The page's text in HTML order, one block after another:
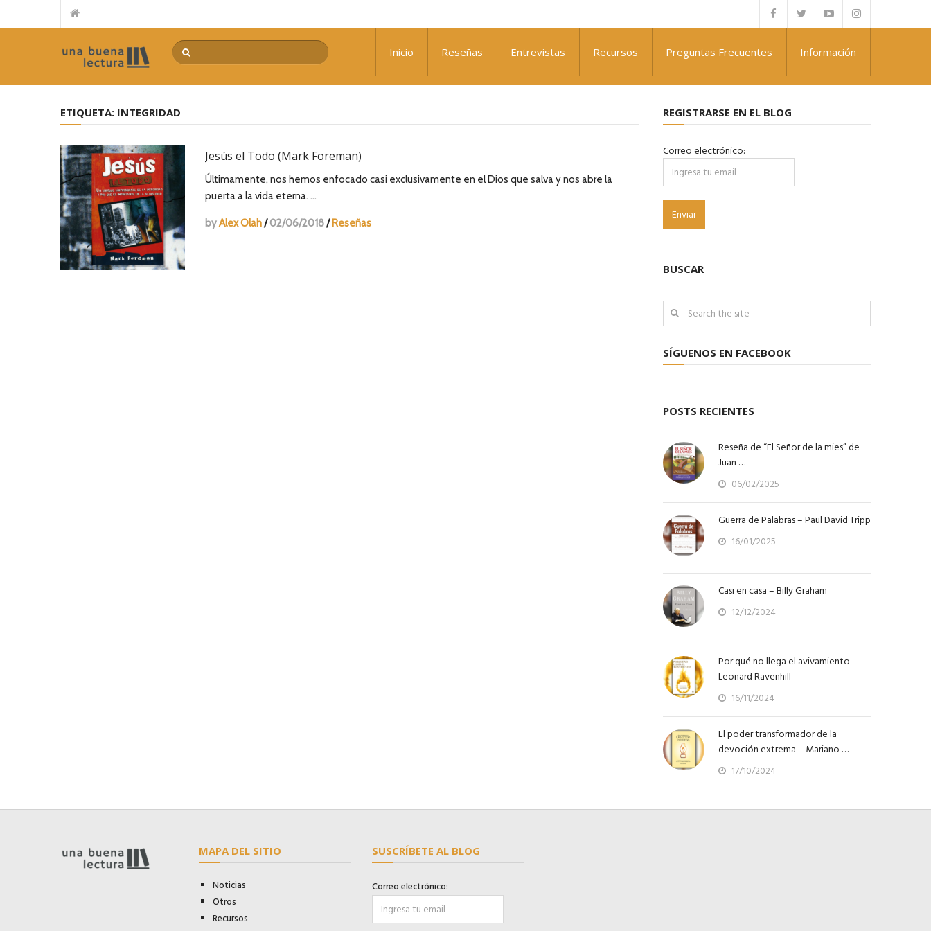
Reseña de “El Señor de la mies” de Juan Carlos Manzewitsch: ¿Qué nos falta para el avivamiento?
Guerra de Palabras – Paul David Tripp
El poder transformador de la devoción extrema – Mariano Sennewald
De la idea a la acción – Myles Munroe
El costo del discipulado – Dietrich Bonhoeffer
La pregunta intermitente – Philip Yancey
Repensando el futuro – Alberto Mottesi
Inicio Reseñas Entrevistas Recursos Preguntas Frecuentes Información
ETIQUETA: INTEGRIDAD
Jesús el Todo (Mark Foreman)
Últimamente, nos hemos enfocado casi exclusivamente en el Dios que salva y nos abre la
puerta a la vida eterna. …
byAlex Olah/ 02/06/2018/ Reseñas
REGISTRARSE EN EL BLOG
Correo electrónico:
BUSCAR
SÍGUENOS EN FACEBOOK
POSTS RECIENTES
Reseña de “El Señor de la mies” de
Juan …
06/02/2025
Guerra de Palabras – Paul David Tripp
16/01/2025
Casi en casa – Billy Graham
12/12/2024
Por qué no llega el avivamiento –
Leonard Ravenhill
16/11/2024
El poder transformador de la
devoción extrema – Mariano …
17/10/2024
MAPA DEL SITIO
Noticias
Otros
Recursos
SUSCRÍBETE AL BLOG
Correo electrónico: